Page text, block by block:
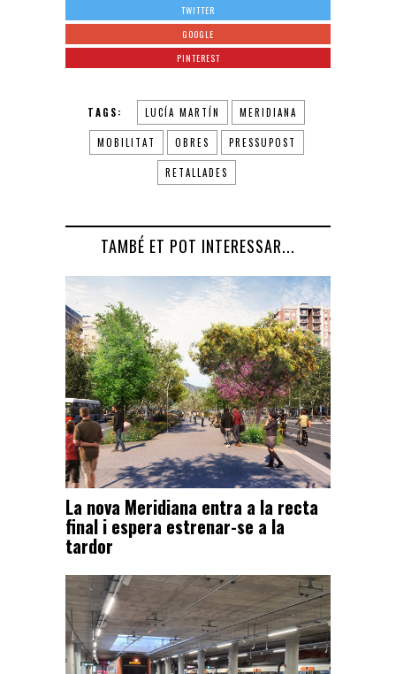
TWITTER
GOOGLE
PINTEREST
TAGS: LUCÍA MARTÍN MERIDIANA
MOBILITAT OBRES PRESSUPOST
RETALLADES
TAMBÉ ET POT INTERESSAR...
La nova Meridiana entra a la recta
final i espera estrenar-se a la
tardor